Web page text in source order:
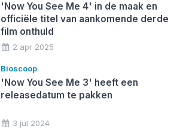
'Now You See Me 4' in de maak en
officiële titel van aankomende derde
film onthuld
2 apr 2025
Bioscoop
'Now You See Me 3' heeft een
releasedatum te pakken
3 jul 2024